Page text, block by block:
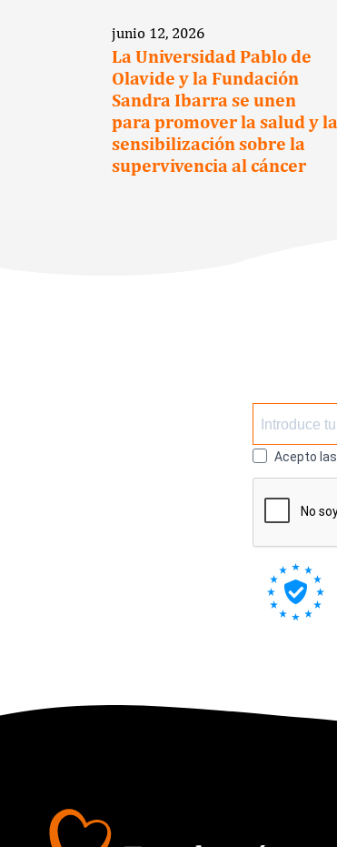
junio 12, 2026
La Universidad Pablo de
Olavide y la Fundación
Sandra Ibarra se unen
para promover la salud y la
sensibilización sobre la
supervivencia al cáncer
Acepto